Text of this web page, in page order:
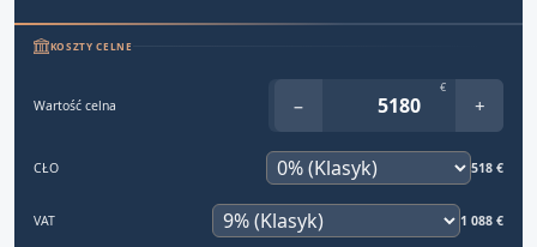
KOSZTY CELNE
Wartość celna −
€
+
CŁO 518 €
VAT 1 088 €